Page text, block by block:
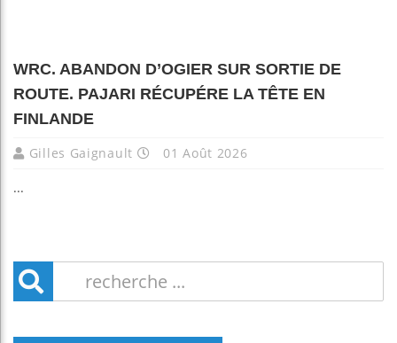
WRC. ABANDON D’OGIER SUR SORTIE DE
ROUTE. PAJARI RÉCUPÉRE LA TÊTE EN
FINLANDE
Gilles Gaignault 01 Août 2026
...